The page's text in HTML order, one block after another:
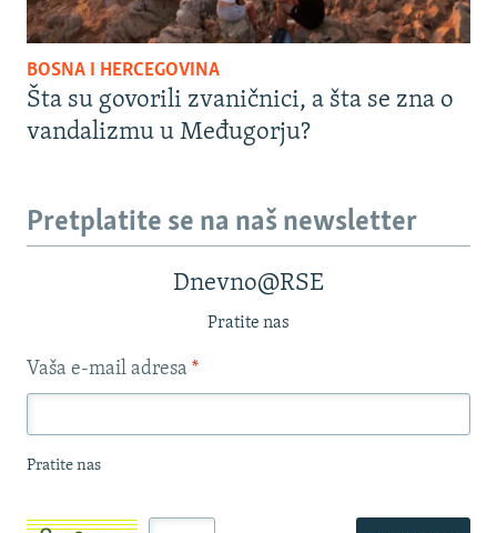
BOSNA I HERCEGOVINA
Šta su govorili zvaničnici, a šta se zna o
vandalizmu u Međugorju?
Pretplatite se na naš newsletter
Dnevno@RSE
Pratite nas
Vaša e-mail adresa *
Pratite nas